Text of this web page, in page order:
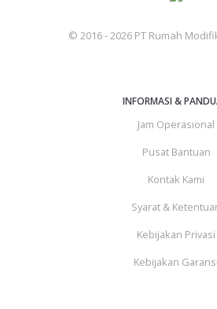
© 2016 - 2026 PT Rumah
INFORMASI &
Jam Operasional
Pusat Bantuan
Kontak Kami
Syarat &
Kebijakan Privasi
Kebijakan Garansi